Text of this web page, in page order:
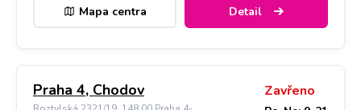
Mapa centra Detail
Praha 4, Chodov Zavřeno